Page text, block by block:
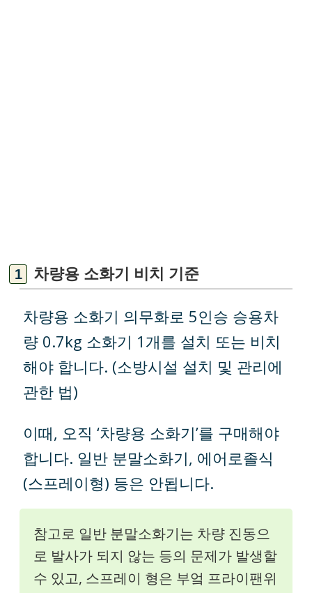
차량용 소화기 비치 기준
차량용 소화기 의무화로 5인승 승용차
량 0.7kg 소화기 1개를 설치 또는 비치
해야 합니다. (소방시설 설치 및 관리에
관한 법)
이때, 오직 ‘차량용 소화기’를 구매해야
합니다. 일반 분말소화기, 에어로졸식
(스프레이형) 등은 안됩니다.
참고로 일반 분말소화기는 차량 진동으
로 발사가 되지 않는 등의 문제가 발생할
수 있고, 스프레이 형은 부엌 프라이팬위